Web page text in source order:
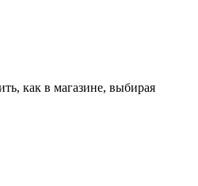
как в магазине, выбирая